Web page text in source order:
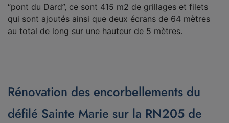
“pont du Dard”, ce sont 415 m2 de grillages et filets
qui sont ajoutés ainsi que deux écrans de 64 mètres
au total de long sur une hauteur de 5 mètres.
Rénovation des encorbellements du
défilé Sainte Marie sur la RN205 de